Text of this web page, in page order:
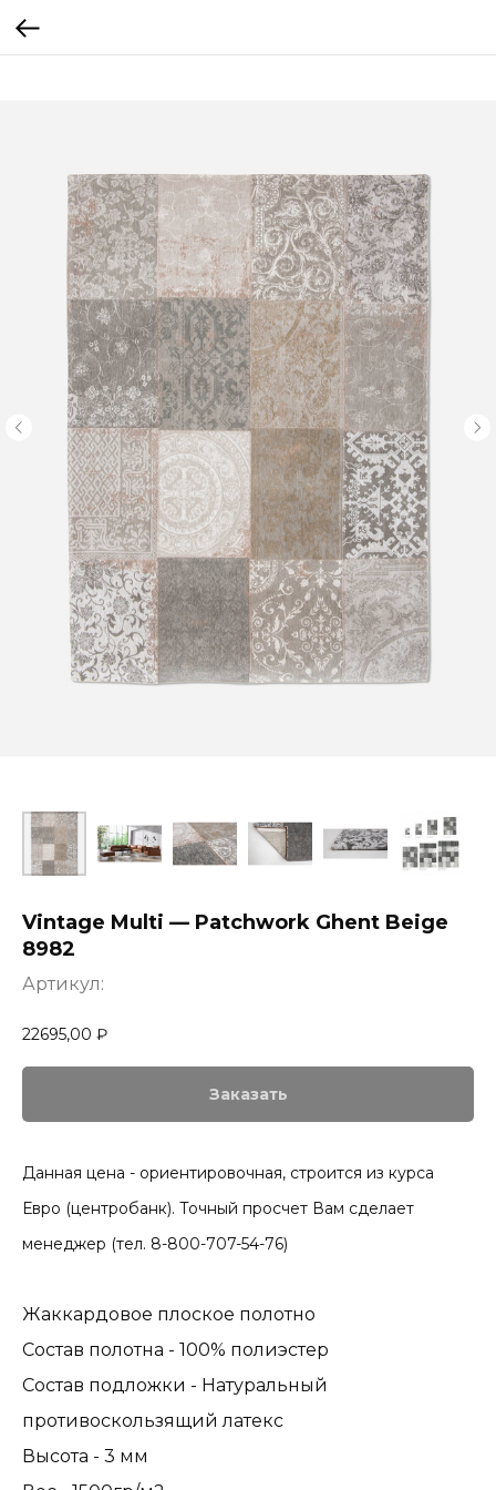
Vintage Multi — Patchwork Ghent Beige
8982
Артикул:
22695,00 ₽
Заказать
Данная цена - ориентировочная, строится из курса
Евро (центробанк). Точный просчет Вам сделает
менеджер (тел. 8-800-707-54-76)
Жаккардовое плоское полотно
Состав полотна - 100% полиэстер
Состав подложки - Натуральный
противоскользящий латекс
Высота - 3 мм